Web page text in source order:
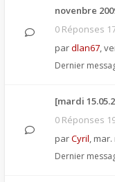
novenbre
0 Réponses
pardlan67,
Dernier
[mardi
0 Réponses
parCyril, mar.
Dernier